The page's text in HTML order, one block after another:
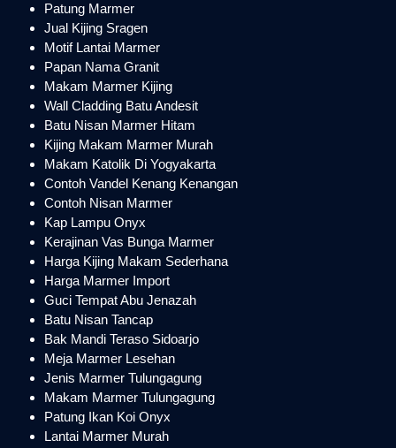
Patung Marmer
Jual Kijing Sragen
Motif Lantai Marmer
Papan Nama Granit
Makam Marmer Kijing
Wall Cladding Batu Andesit
Batu Nisan Marmer Hitam
Kijing Makam Marmer Murah
Makam Katolik Di Yogyakarta
Contoh Vandel Kenang Kenangan
Contoh Nisan Marmer
Kap Lampu Onyx
Kerajinan Vas Bunga Marmer
Harga Kijing Makam Sederhana
Harga Marmer Import
Guci Tempat Abu Jenazah
Batu Nisan Tancap
Bak Mandi Teraso Sidoarjo
Meja Marmer Lesehan
Jenis Marmer Tulungagung
Makam Marmer Tulungagung
Patung Ikan Koi Onyx
Lantai Marmer Murah